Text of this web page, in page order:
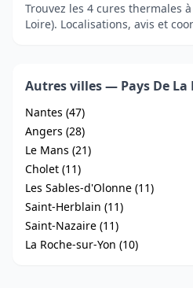
Trouvez les 4 cures thermales à
Loire). Localisations, avis et
Autres villes — Pays De La
Nantes (47)
Angers (28)
Le Mans (21)
Cholet (11)
Les Sables-d'Olonne (11)
Saint-Herblain (11)
Saint-Nazaire (11)
La Roche-sur-Yon (10)